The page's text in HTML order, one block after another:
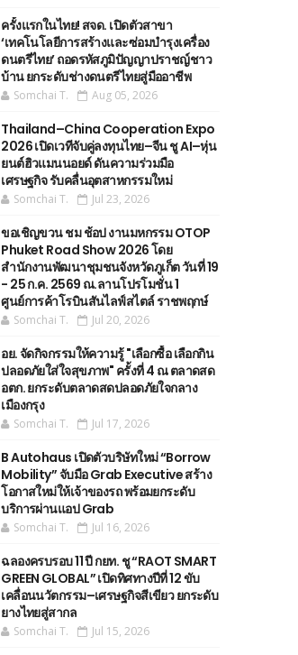
ครั้งแรกในไทย! สจด. เปิดตัวสาขา
‘เทคโนโลยีการสร้างและซ่อมบำรุงเครื่อง
ดนตรีไทย’ ​ถอดรหัสภูมิปัญญาปราชญ์ชาว
บ้าน ยกระดับช่างดนตรีไทยสู่มืออาชีพ
Somchai T. Aug 05, 2026
Thailand–China Cooperation Expo
2026 เปิดเวทีจับคู่ลงทุนไทย–จีน ชู AI–หุ่น
ยนต์ฮิวแมนนอยด์ ดันความร่วมมือ
เศรษฐกิจ รับคลื่นอุตสาหกรรมใหม่
Somchai T. Jul 23, 2026
ขอเชิญขวน ชม ช้อป งานมหกรรม OTOP
Phuket Road Show 2026 โดย
สำนักงานพัฒนาชุมชนจังหวัดภูเก็ต วันที่ 19
- 25 ก.ค. 2569 ณ.ลานโปรโมชั่น 1
ศูนย์การค้าโรบินสันไลฟ์สไตล์ ราชพฤกษ์
Somchai T. Jul 20, 2026
อย. จัดกิจกรรมให้ความรู้ "เลือกซื้อ เลือกกิน
ปลอดภัยใส่ใจสุขภาพ" ครั้งที่ 4 ณ ตลาดสด
อตก. ยกระดับตลาดสดปลอดภัยใจกลาง
เมืองกรุง
Somchai T. Jul 17, 2026
B Autohaus เปิดตัวบริษัทใหม่ “Borrow
Mobility” จับมือ Grab Executive สร้าง
โอกาสใหม่ให้เจ้าของรถ พร้อมยกระดับ
บริการผ่านแอป Grab
Somchai T. Jul 16, 2026
ฉลองครบรอบ 11 ปี กยท. ชู “RAOT SMART
GREEN GLOBAL” เปิดทิศทางปีที่ 12 ขับ
เคลื่อนนวัตกรรม–เศรษฐกิจสีเขียว ยกระดับ
ยางไทยสู่สากล
Somchai T. Jul 15, 2026